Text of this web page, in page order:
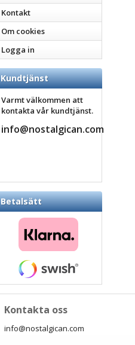
Kontakt
Om cookies
Logga in
Kundtjänst
Varmt välkommen att
kontakta vår kundtjänst.
info@nostalgican.com
Betalsätt
Kontakta oss
info@nostalgican.com